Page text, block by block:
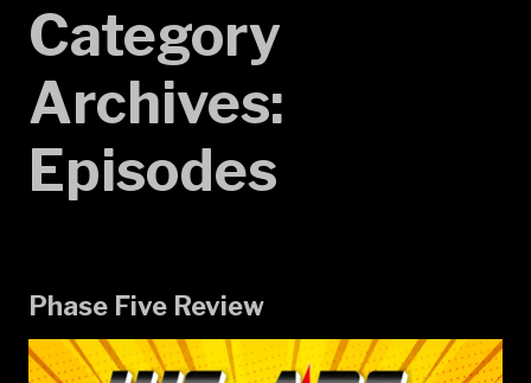
Category
Archives:
Episodes
Phase Five Review